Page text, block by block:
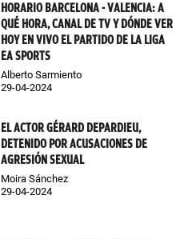
HORARIO BARCELONA - VALENCIA: A
QUÉ HORA, CANAL DE TV Y DÓNDE VER
HOY EN VIVO EL PARTIDO DE LA LIGA
EA SPORTS
Alberto Sarmiento
29-04-2024
EL ACTOR GÉRARD DEPARDIEU,
DETENIDO POR ACUSACIONES DE
AGRESIÓN SEXUAL
Moira Sánchez
29-04-2024